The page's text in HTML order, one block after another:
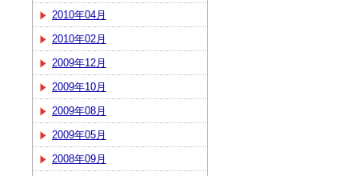
2010年04月
2010年02月
2009年12月
2009年10月
2009年08月
2009年05月
2008年09月